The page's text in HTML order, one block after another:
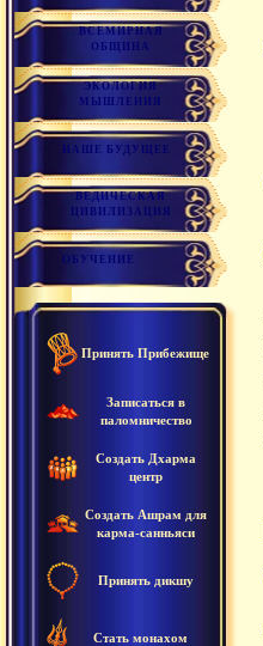
ВСЕМИРНАЯ
ОБЩИНА
ЭКОЛОГИЯ
МЫШЛЕНИЯ
НАШЕ БУДУЩЕЕ
ВЕДИЧЕСКАЯ
ЦИВИЛИЗАЦИЯ
ОБУЧЕНИЕ
Принять Прибежище
Записаться в
паломничество
Создать Дхарма
центр
Создать Ашрам для
карма-санньяси
Принять дикшу
Стать монахом